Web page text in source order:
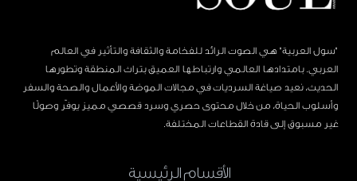
"سول العربية" هي الصوت الرائد للفخامة والثقافة والتأثير في العالم
العربي. بامتدادها العالمي وارتباطها العميق بتراث المنطقة وتطورها
الحديث، نعيد صياغة السرديات في مجالات الموضة والأعمال والصحة والسفر
وأسلوب الحياة، من خلال محتوى حصري وسرد قصصي مميز يوفّر وصولًا
غير مسبوق إلى قادة القطاعات المختلفة.
الأقسام الرئيسية